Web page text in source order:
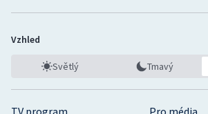
Vzhled
Světlý Tmavý